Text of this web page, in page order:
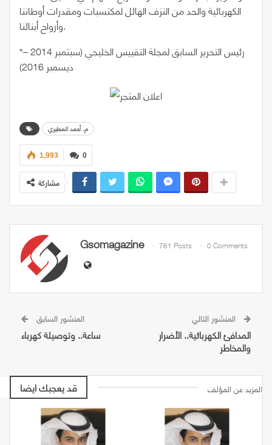
الكهربائية والحد من النزف الهائل لمكتسبات ومقدرات أوطاننا
وأرواح أبنائنا.
*رئيس التحرير السابق لمجلة التقييس الخليجي (سبتمبر 2014 –
ديسمبر 2016)
م. أحمد المطيري
0
1,993
مشاركة
Gsomagazine 761 Posts 0 Comments
المنشور السابق
ساعة.. وتوصيلة كهرباء المدافئ الكهربائية.. الأضرار
والمخاطر
قد يعجبك ايضا المزيد عن المؤلف